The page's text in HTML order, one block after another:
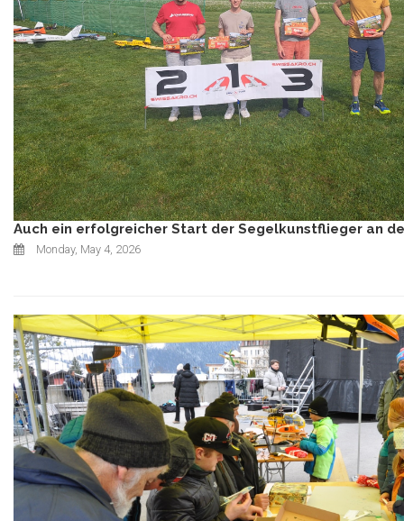
Auch ein erfolgreicher Start der Segelkunstflieger an
Monday, May 4, 2026